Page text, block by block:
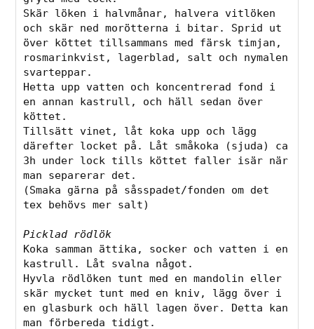
Skär löken i halvmånar, halvera vitlöken
och skär ned morötterna i bitar. Sprid ut
över köttet tillsammans med färsk timjan,
rosmarinkvist, lagerblad, salt och nymalen
svarteppar.
Hetta upp vatten och koncentrerad fond i
en annan kastrull, och häll sedan över
köttet.
Tillsätt vinet, låt koka upp och lägg
därefter locket på. Låt småkoka (sjuda) ca
3h under lock tills köttet faller isär när
man separerar det.
(Smaka gärna på såsspadet/fonden om det
tex behövs mer salt)
Picklad rödlök
Koka samman ättika, socker och vatten i en
kastrull. Låt svalna något.
Hyvla rödlöken tunt med en mandolin eller
skär mycket tunt med en kniv, lägg över i
en glasburk och häll lagen över. Detta kan
man förbereda tidigt.